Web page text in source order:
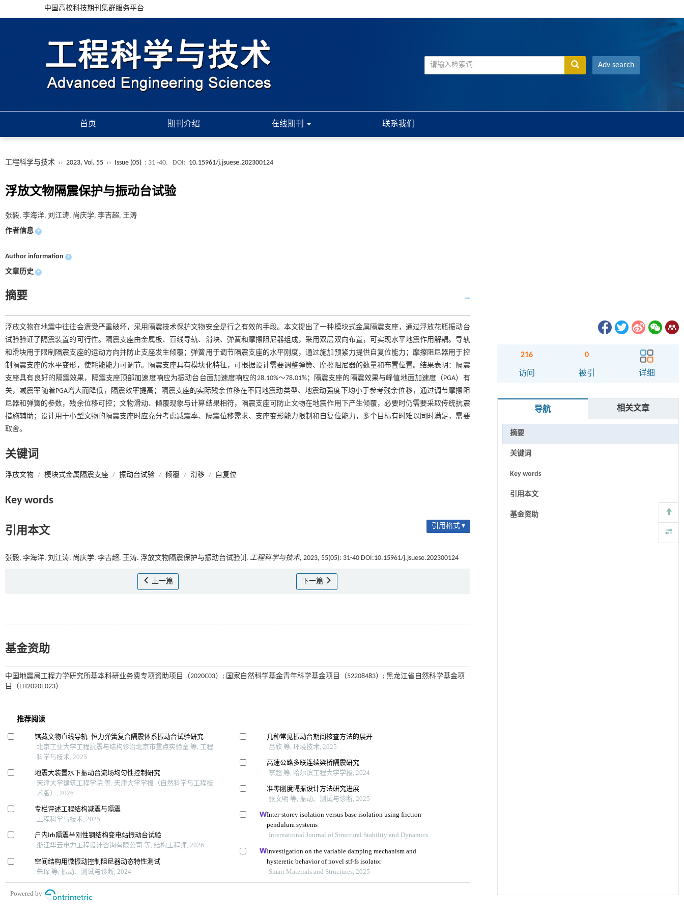
中国高校科技期刊集群服务平台
Adv search
首页 期刊介绍 在线期刊 联系我们
工程科学与技术 ›› 2023, Vol. 55 ›› Issue (05) : 31 -40. DOI: 10.15961/j.jsuese.202300124
浮放文物隔震保护与振动台试验
张毅, 李海洋, 刘江涛, 尚庆学, 李吉超, 王涛
作者信息 +
Author information +
文章历史 +
摘要
浮放文物在地震中往往会遭受严重破坏，采用隔震技术保护文物安全是行之有效的手段。本文提出了一种模块式金属隔震支座，通过浮放花瓶振动台
试验验证了隔震装置的可行性。隔震支座由金属板、直线导轨、滑块、弹簧和摩擦阻尼器组成，采用双层双向布置，可实现水平地震作用解耦。导轨
和滑块用于限制隔震支座的运动方向并防止支座发生倾覆；弹簧用于调节隔震支座的水平刚度，通过施加预紧力提供自复位能力；摩擦阻尼器用于控
制隔震支座的水平变形，使耗能能力可调节。隔震支座具有模块化特征，可根据设计需要调整弹簧、摩擦阻尼器的数量和布置位置。结果表明：隔震
支座具有良好的隔震效果，隔震支座顶部加速度响应为振动台台面加速度响应的28.10%～78.01%；隔震支座的隔震效果与峰值地面加速度（PGA）有
关，减震率随着PGA增大而降低，隔震效率提高；隔震支座的实际残余位移在不同地震动类型、地震动强度下均小于参考残余位移，通过调节摩擦阻
尼器和弹簧的参数，残余位移可控；文物滑动、倾覆现象与计算结果相符，隔震支座可防止文物在地震作用下产生倾覆，必要时仍需要采取传统抗震
措施辅助；设计用于小型文物的隔震支座时应充分考虑减震率、隔震位移需求、支座变形能力限制和自复位能力，多个目标有时难以同时满足，需要
取舍。
关键词
浮放文物 / 模块式金属隔震支座 / 振动台试验 / 倾覆 / 滑移 / 自复位
Key words
引用本文 引用格式 ▾
张毅, 李海洋, 刘江涛, 尚庆学, 李吉超, 王涛. 浮放文物隔震保护与振动台试验[J]. 工程科学与技术, 2023, 55(05): 31-40 DOI:10.15961/j.jsuese.202300124
上一篇 下一篇
基金资助
中国地震局工程力学研究所基本科研业务费专项资助项目（2020C03）; 国家自然科学基金青年科学基金项目（52208483）; 黑龙江省自然科学基金项
目（LH2020E023）
216
访问
0
被引 详细
导航 相关文章
摘要
关键词
Key words
引用本文
基金资助